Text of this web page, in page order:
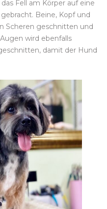
Fell am Körper auf eine
Beine, Kopf und
Scheren geschnitten und
wird ebenfalls
damit der Hund